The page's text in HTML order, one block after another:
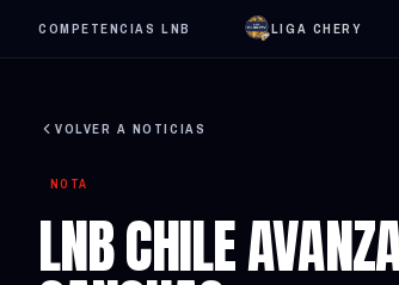
COMPETENCIAS LNB LIGA CHERY
VOLVER A NOTICIAS
NOTA
LNB CHILE